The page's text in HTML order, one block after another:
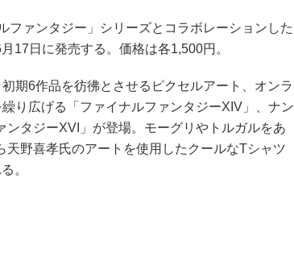
ァンタジー」シリーズとコラボレーションした
17日に発売する。価格は各1,500円。
6作品を彷彿とさせるピクセルアート、オンラ
り広げる「ファイナルファンタジーXIV」、ナン
ンタジーXVI」が登場。モーグリやトルガルをあ
天野喜孝氏のアートを使用したクールなTシャツ
。